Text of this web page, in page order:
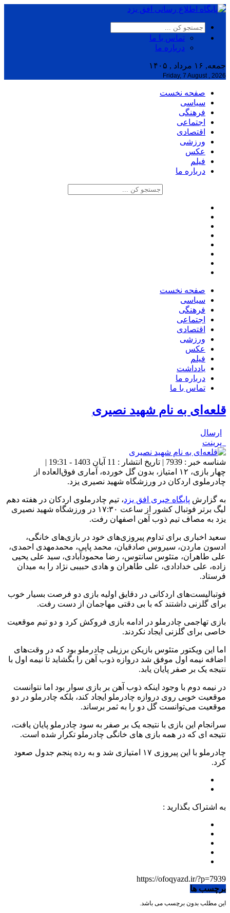
تماس با ما
درباره ما
جمعه, ۱۶ مرداد , ۱۴۰۵
Friday, 7 August , 2026
صفحه نخست
سیاسی
فرهنگی
اجتماعی
اقتصادی
ورزشی
عکس
فیلم
درباره ما
صفحه نخست
سیاسی
فرهنگی
اجتماعی
اقتصادی
ورزشی
عکس
فیلم
یادداشت
درباره ما
تماس با ما
قلعه‌ای به نام شهید نصیری
ارسال
پرینت
شناسه خبر : 7939 | تاریخ انتشار : 11 آبان 1403 - 19:31 |
چهار بازی، ۱۲ امتیاز، بدون گل خورده، آماری فوق‌العاده از
چادرملوی اردکان در ورزشگاه شهید نصیری یزد.
به گزارش پایگاه خبری افق یزد، تیم چادرملوی اردکان در هفته دهم
لیگ برتر فوتبال کشور از ساعت ۱۷:۳۰ در ورزشگاه شهید نصیری
یزد به مصاف تیم ذوب آهن اصفهان رفت.
سعید اخباری برای تداوم پیروزی‌های خود در بازی‌های خانگی،
ادسون ماردن، سیروس صادقیان، محمد پاپی، محمدمهدی احمدی،
علی طاهران، متئوس سانتوس، رضا محمودآبادی، سید علی یحیی
زاده، علی خدادادی، علی طاهران و هادی حبیبی نژاد را به میدان
فرستاد.
فوتبالیست‌های اردکانی در دقایق اولیه بازی دو فرصت بسیار خوب
برای گلزنی داشتند که با بی دقتی مهاجمان از دست رفت.
بازی تهاجمی چادرملو در ادامه بازی فروکش کرد و دو تیم موقعیت
خاصی برای گلزنی ایجاد نکردند.
اما این ویکتور متئوس بازیکن برزیلی چادرملو بود که در وقت‌های
اضافه نیمه اول موفق شد دروازه ذوب آهن را بگشاید تا نیمه اول با
نتیجه یک بر صفر پایان یابد.
در نیمه دوم با وجود اینکه ذوب آهن بر بازی سوار بود اما نتوانست
موقعیت خوبی روی دروازه چادرملو ایجاد کند، بلکه چادرملو در دو
موقعیت می‌توانست گل دو را به ثمر برساند.
سرانجام این بازی با نتیجه یک بر صفر به سود چادرملو پایان یافت،
نتیجه ای که در همه بازی های خانگی چادرملو تکرار شده است.
چادرملو با این پیروزی ۱۷ امتیازی شد و به رده پنجم جدول صعود
کرد.
به اشتراک بگذارید :
https://ofoqyazd.ir/?p=7939
برچسب ها
این مطلب بدون برچسب می باشد.